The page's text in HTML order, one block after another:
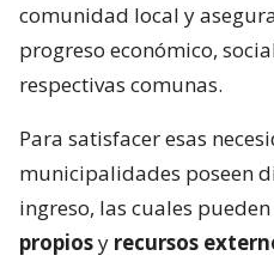
comunidad local y
progreso económico,
respectivas comunas.
Para satisfacer esas
municipalidades poseen
ingreso, las cuales
propiosy recursos